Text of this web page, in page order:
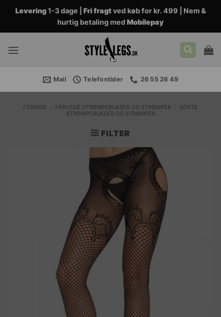
Fortsæt
indhold
Levering1-3 dage | Fri fragtved køb for kr. 499 | Nem &
hurtig betaling medMobilepay
Mail Telefontider 26 55 26 49
FORSIDE FARVEDE STRØMPEBUKSER OG STRØMPER
SORTE
STRØMPEBUKSER OG STRØMPER
FILTER